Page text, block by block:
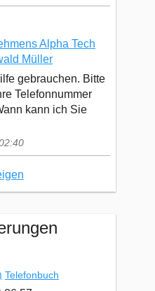
Alpha Tech
Müller
gebrauchen. Bitte
Telefonnummer
kann ich Sie
Telefonbuch